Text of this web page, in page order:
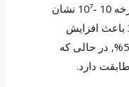
بالاخره, آزمایش های خستگی در چرخه 10 -10⁷ نشان
می دهد که حضور نیتروژن در 304N باعث افزایش
مقاومت در برابر خستگی می شود 5%, در حالی که